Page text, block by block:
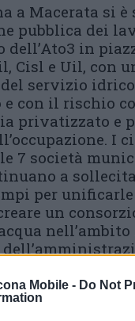
Mobile - Do Not
a Macerata si è
pubblica dei
dell’Ato3 in
Cisl e Uil, con
servizio
con il rischio
privatizzato e
I
7 società
a
per
un
nell’ambito
sempre più